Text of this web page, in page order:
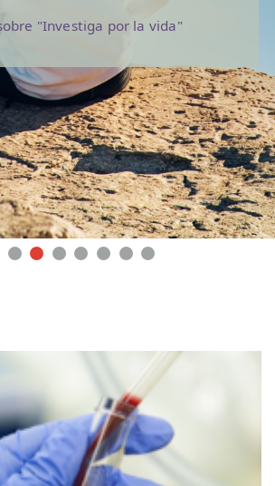
"Investiga por la vida"